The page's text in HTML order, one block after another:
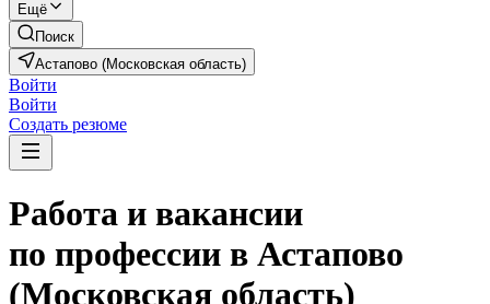
Ещё
Поиск
Астапово (Московская область)
Войти
Войти
Создать резюме
Работа и вакансии
по профессии в Астапово
(Московская область)